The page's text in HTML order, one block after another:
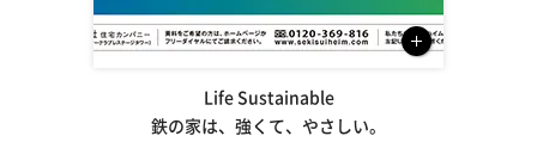
Life Sustainable
鉄の家は、強くて、やさしい。